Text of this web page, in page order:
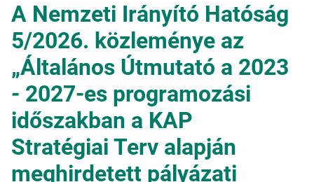
A Nemzeti Irányító Hatóság
5/2026. közleménye az
„Általános Útmutató a 2023
- 2027-es programozási
időszakban a KAP
Stratégiai Terv alapján
meghirdetett pályázati